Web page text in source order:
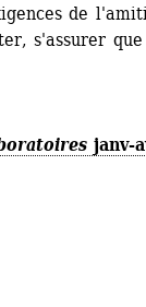
de
s'assurer
janv-